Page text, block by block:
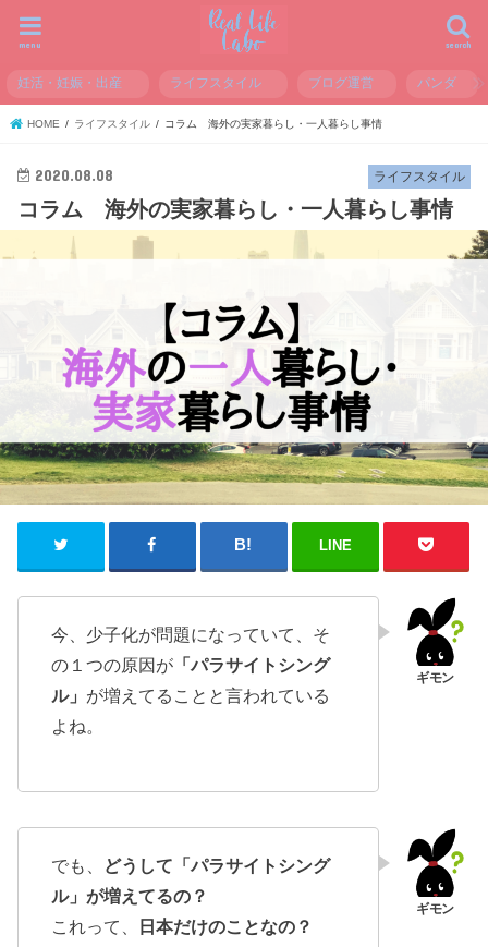
search
menu
妊活・妊娠・出産 ライフスタイル ブログ運営 パンダ
HOME ライフスタイル コラム 海外の実家暮らし・一人暮らし事情
ライフスタイル
2020.08.08
コラム 海外の実家暮らし・一人暮らし事情
LINE
今、少子化が問題になっていて、そ
の１つの原因が 「パラサイトシング
ル」 が増えてることと言われている
よね。
でも、 どうして「パラサイトシング
ル」が増えてるの？
これって、
日本だけのことなの？